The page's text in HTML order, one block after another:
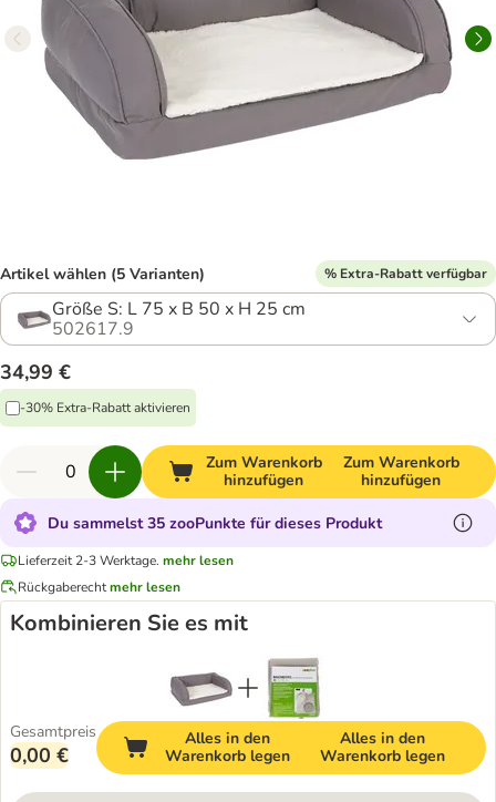
Artikel wählen (5 Varianten) % Extra-Rabatt verfügbar
Größe S: L 75 x B 50 x H 25 cm
502617.9
34,99 €
-30% Extra-Rabatt aktivieren
Zum Warenkorb
hinzufügen
Zum Warenkorb
hinzufügen
Du sammelst 35 zooPunkte für dieses Produkt
Lieferzeit 2-3 Werktage. mehr lesen
Rückgaberechtmehr lesen
Kombinieren Sie es mit
Gesamtpreis
0,00 €
Alles in den
Warenkorb legen
Alles in den
Warenkorb legen